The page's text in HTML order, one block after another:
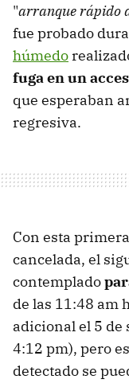
"arranque rápido
fue probado
húmedo
fuga en un
que esperaban
regresiva.
Con esta
cancelada, el
contemplado
de las 11:48 am
adicional el 5 de
4:12 pm), pero
detectado se